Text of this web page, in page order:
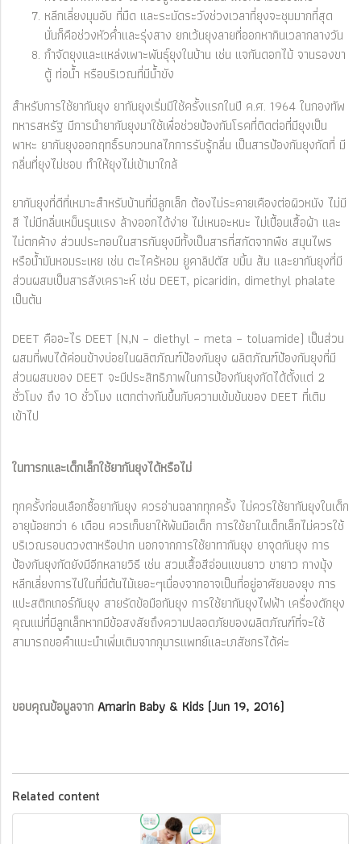
หลีกเลี่ยงมุมอับ ที่มืด และระมัดระวังช่วงเวลาที่ยุงจะชุมมากที่สุด
นั่นก็คือช่วงหัวค่ำและรุ่งสาง ยกเว้นยุงลายที่ออกหากินเวลากลางวัน
กำจัดยุงและแหล่งเพาะพันธุ์ยุงในบ้าน เช่น แจกันดอกไม้ จานรองขา
ตู้ ท่อน้ำ หรือบริเวณที่มีน้ำขัง
สำหรับการใช้ยากันยุง ยากันยุงเริ่มมีใช้ครั้งแรกในปี ค.ศ. 1964 ในกองทัพ
ทหารสหรัฐ มีการนำยากันยุงมาใช้เพื่อช่วยป้องกันโรคที่ติดต่อที่มียุงเป็น
พาหะ ยากันยุงออกฤทธิ์รบกวนกลไกการรับรู้กลิ่น เป็นสารป้องกันยุงกัดที่ มี
กลิ่นที่ยุงไม่ชอบ ทำให้ยุงไม่เข้ามาใกล้
ยากันยุงที่ดีที่เหมาะสำหรับบ้านที่มีลูกเล็ก ต้องไม่ระคายเคืองต่อผิวหนัง ไม่มี
สี ไม่มีกลิ่นเหม็นรุนแรง ล้างออกได้ง่าย ไม่เหนอะหนะ ไม่เปื้อนเสื้อผ้า และ
ไม่ตกค้าง ส่วนประกอบในสารกันยุงมีทั้งเป็นสารที่สกัดจากพืช สมุนไพร
หรือน้ำมันหอมระเหย เช่น ตะไคร้หอม ยูคาลิปตัส ขมิ้น ส้ม และยากันยุงที่มี
ส่วนผสมเป็นสารสังเคราะห์ เช่น DEET, picaridin, dimethyl phalate
เป็นต้น
DEET คืออะไร DEET (N,N – diethyl – meta – toluamide) เป็นส่วน
ผสมที่พบได้ค่อนข้างบ่อยในผลิตภัณฑ์ป้องกันยุง ผลิตภัณฑ์ป้องกันยุงที่มี
ส่วนผสมของ DEET จะมีประสิทธิภาพในการป้องกันยุงกัดได้ตั้งแต่ 2
ชั่วโมง ถึง 10 ชั่วโมง แตกต่างกันขึ้นกับความเข้มข้นของ DEET ที่เติม
เข้าไป
ในทารกและเด็กเล็กใช้ยากันยุงได้หรือไม่
ทุกครั้งก่อนเลือกซื้อยากันยุง ควรอ่านฉลากทุกครั้ง ไม่ควรใช้ยากันยุงในเด็ก
อายุน้อยกว่า 6 เดือน ควรเก็บยาให้พ้นมือเด็ก การใช้ยาในเด็กเล็กไม่ควรใช้
บริเวณรอบดวงตาหรือปาก นอกจากการใช้ยาทากันยุง ยาจุดกันยุง การ
ป้องกันยุงกัดยังมีอีกหลายวิธี เช่น สวมเสื้อสีอ่อนแขนยาว ขายาว กางมุ้ง
หลีกเลี่ยงการไปในที่มีต้นไม้เยอะๆเนื่องจากอาจเป็นที่อยู่อาศัยของยุง การ
แปะสติกเกอร์กันยุง สายรัดข้อมือกันยุง การใช้ยากันยุงไฟฟ้า เครื่องดักยุง
คุณแม่ที่มีลูกเล็กหากมีข้อสงสัยถึงความปลอดภัยของผลิตภัณฑ์ที่จะใช้
สามารถขอคำแนะนำเพิ่มเติมจากกุมารแพทย์และเภสัชกรได้ค่ะ
ขอบคุณข้อมูลจาก Amarin Baby & Kids (Jun 19, 2016)
Related content